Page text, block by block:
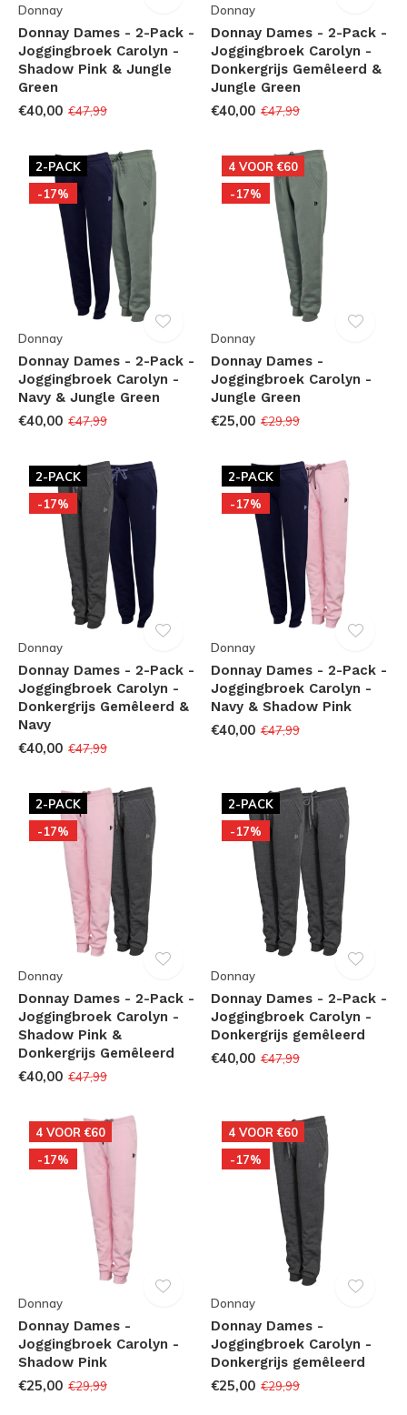
Donnay
Donnay Dames - 2-Pack -
Joggingbroek Carolyn -
Shadow Pink & Jungle
Green
€40,00 €47,99
Donnay
Donnay Dames - 2-Pack -
Joggingbroek Carolyn -
Donkergrijs Gemêleerd &
Jungle Green
€40,00 €47,99
2-PACK
-17%
Donnay
Donnay Dames - 2-Pack -
Joggingbroek Carolyn -
Navy & Jungle Green
€40,00 €47,99
4 VOOR €60
-17%
Donnay
Donnay Dames -
Joggingbroek Carolyn -
Jungle Green
€25,00 €29,99
2-PACK
-17%
Donnay
Donnay Dames - 2-Pack -
Joggingbroek Carolyn -
Donkergrijs Gemêleerd &
Navy
€40,00 €47,99
2-PACK
-17%
Donnay
Donnay Dames - 2-Pack -
Joggingbroek Carolyn -
Navy & Shadow Pink
€40,00 €47,99
2-PACK
-17%
Donnay
Donnay Dames - 2-Pack -
Joggingbroek Carolyn -
Shadow Pink &
Donkergrijs Gemêleerd
€40,00 €47,99
2-PACK
-17%
Donnay
Donnay Dames - 2-Pack -
Joggingbroek Carolyn -
Donkergrijs gemêleerd
€40,00 €47,99
4 VOOR €60
-17%
Donnay
Donnay Dames -
Joggingbroek Carolyn -
Shadow Pink
€25,00 €29,99
4 VOOR €60
-17%
Donnay
Donnay Dames -
Joggingbroek Carolyn -
Donkergrijs gemêleerd
€25,00 €29,99